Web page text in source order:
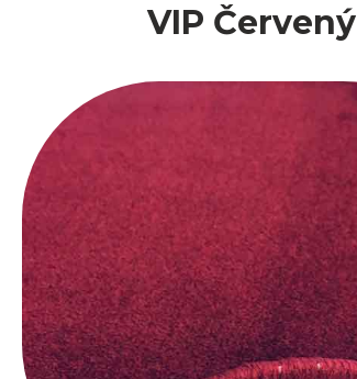
VIP Červený